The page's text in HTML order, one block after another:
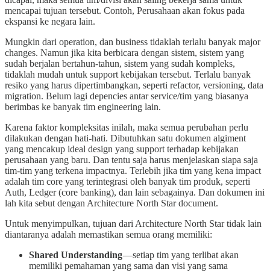
mencapai tujuan tersebut. Contoh, Perusahaan akan fokus pada
ekspansi ke negara lain.
Mungkin dari operation, dan business tidaklah terlalu banyak major
changes. Namun jika kita berbicara dengan sistem, sistem yang
sudah berjalan bertahun-tahun, sistem yang sudah kompleks,
tidaklah mudah untuk support kebijakan tersebut. Terlalu banyak
resiko yang harus dipertimbangkan, seperti refactor, versioning, data
migration. Belum lagi depencies antar service/tim yang biasanya
berimbas ke banyak tim engineering lain.
Karena faktor kompleksitas inilah, maka semua perubahan perlu
dilakukan dengan hati-hati. Dibutuhkan satu dokumen algiment
yang mencakup ideal design yang support terhadap kebijakan
perusahaan yang baru. Dan tentu saja harus menjelaskan siapa saja
tim-tim yang terkena impactnya. Terlebih jika tim yang kena impact
adalah tim core yang terintegrasi oleh banyak tim produk, seperti
Auth, Ledger (core banking), dan lain sebagainya. Dan dokumen ini
lah kita sebut dengan Architecture North Star document.
Untuk menyimpulkan, tujuan dari Architecture North Star tidak lain
diantaranya adalah memastikan semua orang memiliki:
Shared Understanding—setiap tim yang terlibat akan
memiliki pemahaman yang sama dan visi yang sama